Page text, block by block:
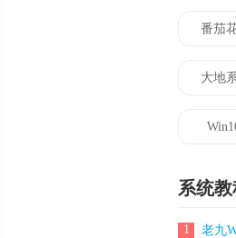
番茄
大地
系统
1 老九